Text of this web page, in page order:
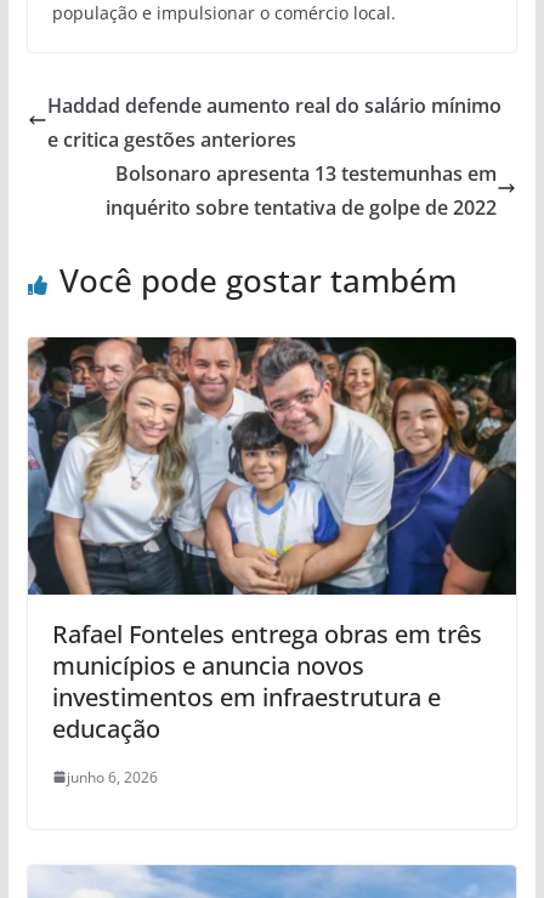
população e impulsionar o comércio local.
Haddad defende aumento real do salário mínimo
e critica gestões anteriores
Bolsonaro apresenta 13 testemunhas em
inquérito sobre tentativa de golpe de 2022
Você pode gostar também
Rafael Fonteles entrega obras em três
municípios e anuncia novos
investimentos em infraestrutura e
educação
junho 6, 2026